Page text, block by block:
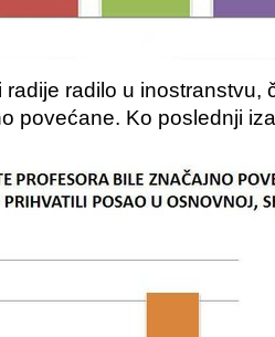
radilo u inostranstvu,
povećane. Ko poslednji